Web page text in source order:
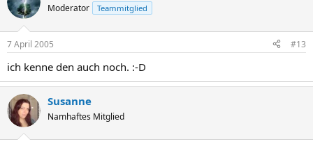
Moderator Teammitglied
7 April 2005 #13
ich kenne den auch noch. :-D
Susanne
Namhaftes Mitglied